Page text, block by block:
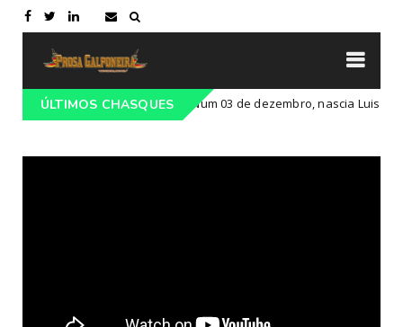
ÚLTIMOS CHASQUES
do RS Cultura Num 03 de dezembro, nascia Luis Carlos